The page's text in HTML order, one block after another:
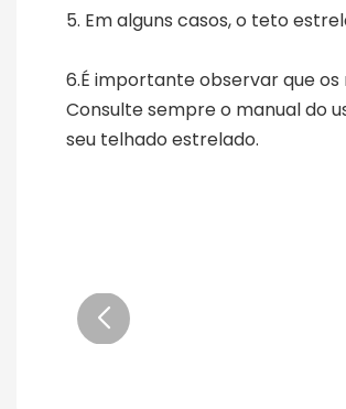
5. Em alguns casos, o teto
6.É importante observar que
Consulte sempre o manual do
seu telhado estrelado.